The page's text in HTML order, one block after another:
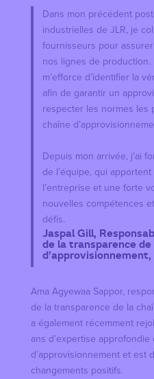
Dans mon précédent
industrielles de JLR, je
fournisseurs pour
nos lignes de
m’efforce d’identifier la
afin de garantir un
respecter les normes les
chaîne
Depuis mon arrivée, j’ai
de l’équipe, qui
l’entreprise et une forte
nouvelles compétences
défis.
Jaspal Gill,
de la transparence de
d’approvisionnement,
Ama Agyewaa Sappor,
de la transparence de la
a également récemment
ans d’expertise approfondie
d’approvisionnement et est
changements positifs.